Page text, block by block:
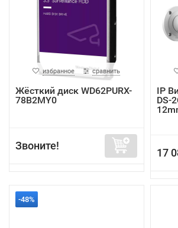
избранное сравнить
Жёсткий диск WD62PURX-
78B2MY0
Звоните!
IP
DS-
17
-48%